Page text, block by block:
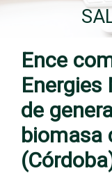
Ence
Energies
de
biomasa